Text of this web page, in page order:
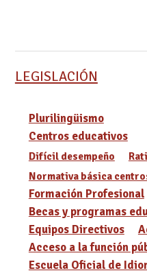
LEGISLACIÓN
Plurilingüismo
Centros educativos
Difícil desempeño
Normativa básica
Formación Profesional
Becas y programas
Equipos Directivos
Acceso a la función
Escuela Oficial de